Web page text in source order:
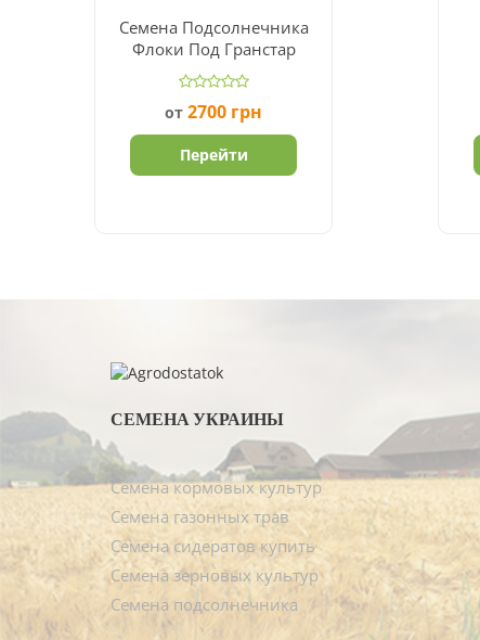
Семена Подсолнечника
Флоки Под Гранстар
от 2700 грн
Перейти
СЕМЕНА УКРАИНЫ
Семена кормовых культур
Семена газонных трав
Семена сидератов купить
Семена зерновых культур
Семена подсолнечника